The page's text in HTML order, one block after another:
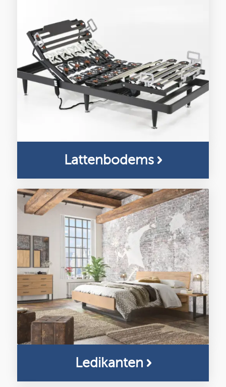
Lattenbodems
Ledikanten